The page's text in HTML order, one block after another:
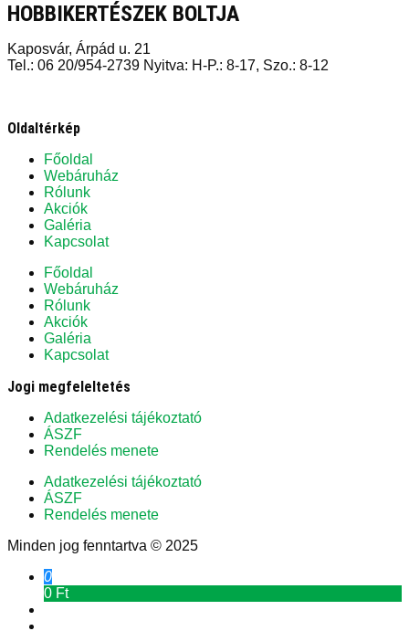
HOBBIKERTÉSZEK BOLTJA
Kaposvár, Árpád u. 21
Tel.: 06 20/954-2739 Nyitva: H-P.: 8-17, Szo.: 8-12
Oldaltérkép
Főoldal
Webáruház
Rólunk
Akciók
Galéria
Kapcsolat
Főoldal
Webáruház
Rólunk
Akciók
Galéria
Kapcsolat
Jogi megfeleltetés
Adatkezelési tájékoztató
ÁSZF
Rendelés menete
Adatkezelési tájékoztató
ÁSZF
Rendelés menete
Minden jog fenntartva © 2025
0
0 Ft